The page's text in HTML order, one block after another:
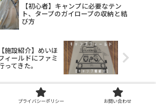
【初心者】キャンプに必要なテン
ト、タープのガイロープの収納と結
び方
施設紹介】めいほ
ィールドにファミ
てきた。
プライバシーポリシー お問い合わせ